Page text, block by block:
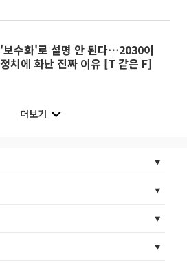
'보수화'로 설명 안 된다⋯2030이
정치에 화난 진짜 이유 [T 같은 F]
더보기